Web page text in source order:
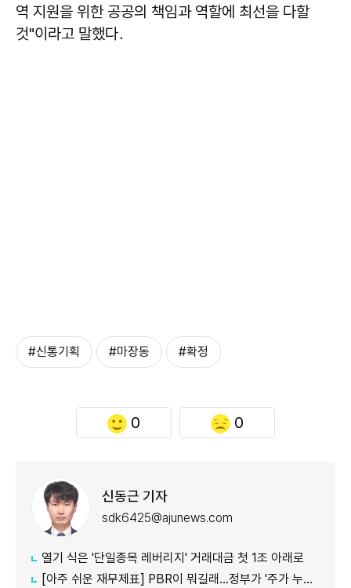
역 지원을 위한 공공의 책임과 역할에 최선을 다할
것"이라고 말했다．
#신통기획 #마장동 #확정
0 0
신동근 기자
sdk6425@ajunews.com
열기 식은 '단일종목 레버리지' 거래대금 첫 1조 아래로
[아주 쉬운 재무제표] PBR이 뭐길래…정부가 '주가 누르기'에 칼 빼든 이유